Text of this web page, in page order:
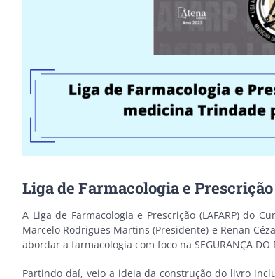
Liga de Farmacologia e
A Liga de Farmacologia e Prescrição (LAFARP) do
Marcelo Rodrigues Martins (Presidente) e Renan
abordar a farmacologia com foco na SEGURANÇA
Partindo daí, veio a ideia da construção do livro